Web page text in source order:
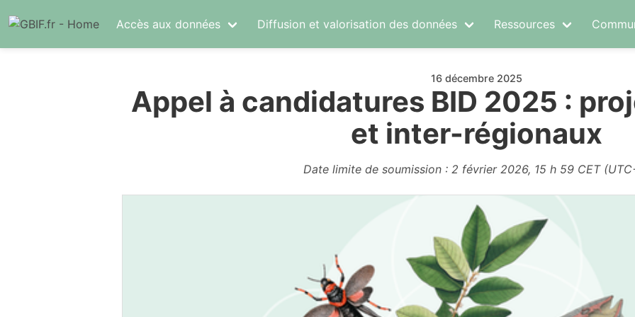
Accès aux données Diffusion et valorisation des données Ressources
16 décembre 2025
Appel à candidatures BID 2025 :
et inter-régionaux
Date limite de soumission : 2 février 2026, 15 h 59 CET